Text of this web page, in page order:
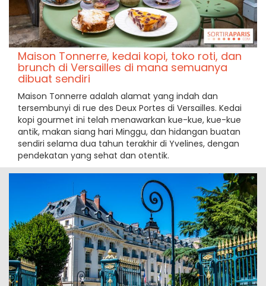
Maison Tonnerre, kedai kopi, toko roti, dan
brunch di Versailles di mana semuanya
dibuat sendiri
Maison Tonnerre adalah alamat yang indah dan
tersembunyi di rue des Deux Portes di Versailles. Kedai
kopi gourmet ini telah menawarkan kue-kue, kue-kue
antik, makan siang hari Minggu, dan hidangan buatan
sendiri selama dua tahun terakhir di Yvelines, dengan
pendekatan yang sehat dan otentik.